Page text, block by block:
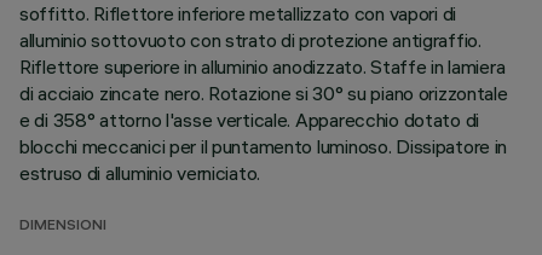
soffitto. Riflettore inferiore metallizzato con vapori di
alluminio sottovuoto con strato di protezione antigraffio.
Riflettore superiore in alluminio anodizzato. Staffe in lamiera
di acciaio zincate nero. Rotazione si 30° su piano orizzontale
e di 358° attorno l'asse verticale. Apparecchio dotato di
blocchi meccanici per il puntamento luminoso. Dissipatore in
estruso di alluminio verniciato.
DIMENSIONI